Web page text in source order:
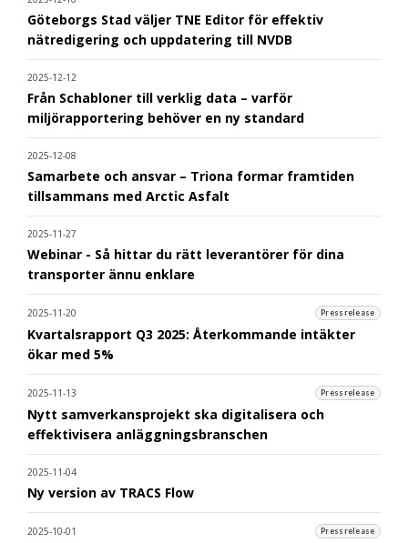
Göteborgs Stad väljer TNE Editor för effektiv
nätredigering och uppdatering till NVDB
2025-12-12
Från Schabloner till verklig data – varför
miljörapportering behöver en ny standard
2025-12-08
Samarbete och ansvar – Triona formar framtiden
tillsammans med Arctic Asfalt
2025-11-27
Webinar - Så hittar du rätt leverantörer för dina
transporter ännu enklare
2025-11-20 Pressrelease
Kvartalsrapport Q3 2025: Återkommande intäkter
ökar med 5%
2025-11-13 Pressrelease
Nytt samverkansprojekt ska digitalisera och
effektivisera anläggningsbranschen
2025-11-04
Ny version av TRACS Flow
2025-10-01 Pressrelease